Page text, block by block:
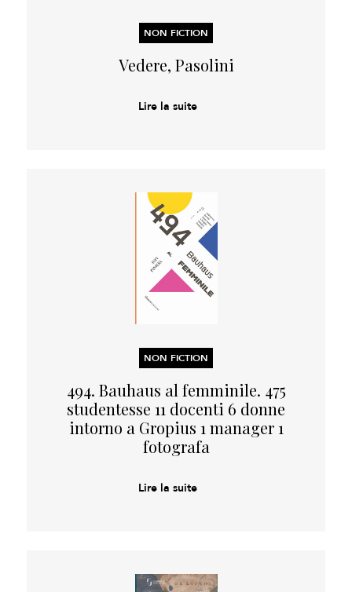
NON FICTION
Vedere, Pasolini
Lire la suite
NON FICTION
494. Bauhaus al femminile. 475
studentesse 11 docenti 6 donne
intorno a Gropius 1 manager 1
fotografa
Lire la suite